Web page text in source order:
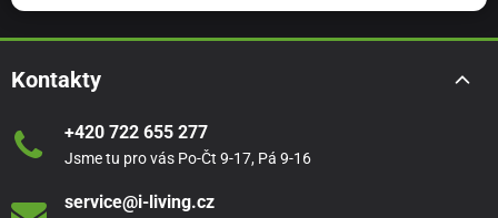
Kontakty
+420 722 655 277
Jsme tu pro vás Po-Čt 9-17, Pá 9-16
service@i-living.cz